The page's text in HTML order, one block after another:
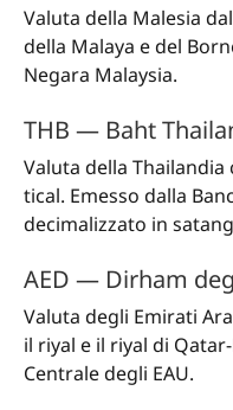
Valuta della Malesia
della Malaya e del
Negara Malaysia.
THB — Baht
Valuta della
tical. Emesso dalla
decimalizzato in
Valuta degli Emirati
il riyal e il riyal di
Centrale degli EAU.